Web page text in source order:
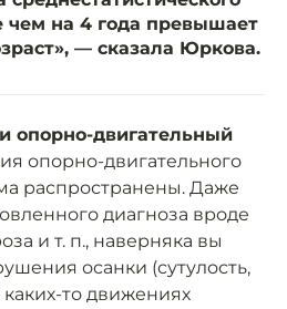
чем на 4 года превышает
— сказала Юркова.
опорно-двигательный
опорно-двигательного
распространены. Даже
диагноза вроде
и т. п., наверняка вы
осанки (сутулость,
каких-то движениях